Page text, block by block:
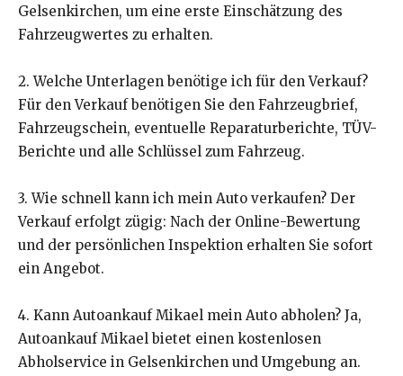
Gelsenkirchen, um eine erste Einschätzung des
Fahrzeugwertes zu erhalten.
2. Welche Unterlagen benötige ich für den Verkauf?
Für den Verkauf benötigen Sie den Fahrzeugbrief,
Fahrzeugschein, eventuelle Reparaturberichte, TÜV-
Berichte und alle Schlüssel zum Fahrzeug.
3. Wie schnell kann ich mein Auto verkaufen? Der
Verkauf erfolgt zügig: Nach der Online-Bewertung
und der persönlichen Inspektion erhalten Sie sofort
ein Angebot.
4. Kann Autoankauf Mikael mein Auto abholen? Ja,
Autoankauf Mikael bietet einen kostenlosen
Abholservice in Gelsenkirchen und Umgebung an.